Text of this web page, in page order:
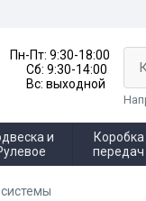
Пн-Пт: 9:30-18:00
Сб: 9:30-14:00
Вс: выходной
и
Коробка
передач